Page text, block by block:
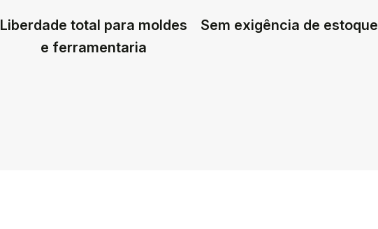
Liberdade total para moldes
e ferramentaria
Sem exigência de estoque